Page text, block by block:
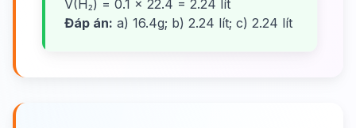
V(H₂) = 0.1 × 22.4 = 2.24 lít
Đáp án: a) 16.4g; b) 2.24 lít; c) 2.24 lít